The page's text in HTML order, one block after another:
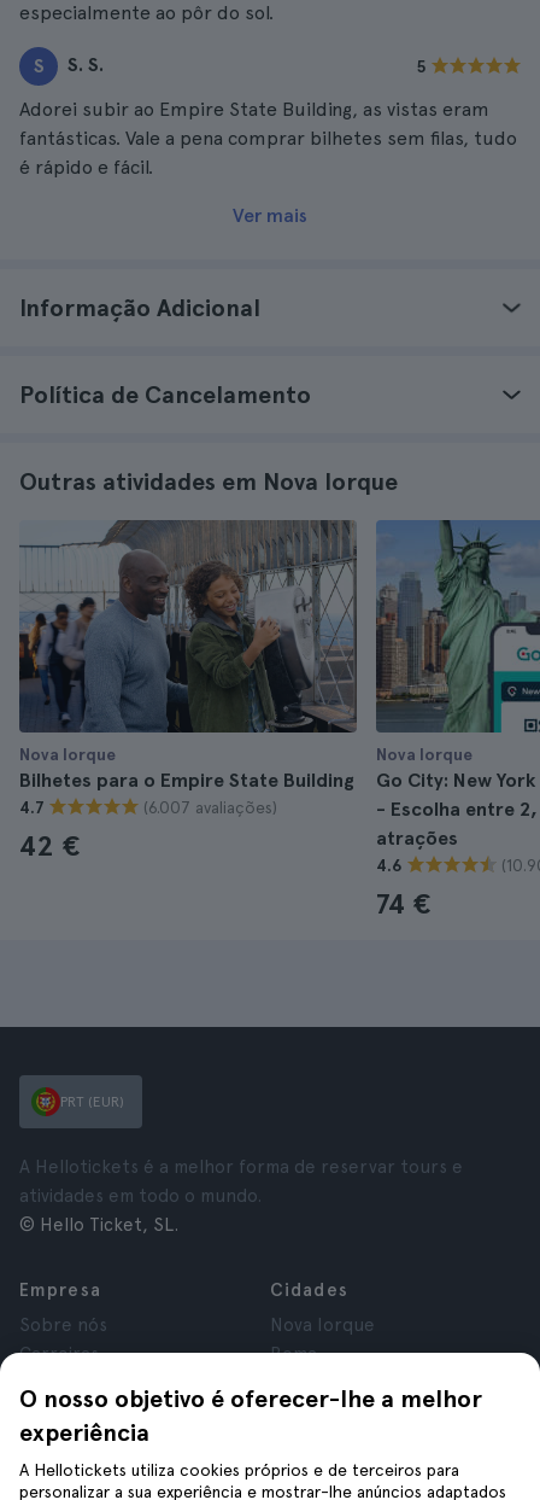
especialmente ao pôr do sol.
S S. S. 5
Adorei subir ao Empire State Building, as vistas eram
fantásticas. Vale a pena comprar bilhetes sem filas, tudo
é rápido e fácil.
Ver mais
Informação Adicional
Política de Cancelamento
Outras atividades em Nova Iorque
Nova Iorque
Bilhetes para o Empire State Building
4.7 (6.007 avaliações)
42 €
Nova Iorque
Go City: New
- Escolha entre
atrações
4.6
74 €
O nosso objetivo é oferecer-lhe a melhor
experiência
A Hellotickets utiliza cookies próprios e de terceiros para
personalizar a sua experiência e mostrar-lhe anúncios adaptados
PRT (EUR)
A Hellotickets é a melhor forma de reservar tours e
atividades em todo o mundo.
© Hello Ticket, SL.
Empresa
Sobre nós
Carreiras
Avaliações
Privacidade
Termos e Condições
Cidades
Nova Iorque
Roma
Londres
Cracóvia